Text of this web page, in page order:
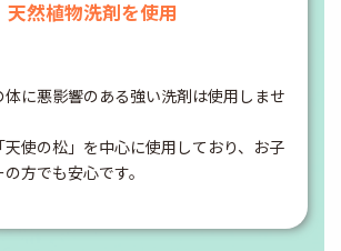
天然植物洗剤を使用
に悪影響のある強い洗剤は使用しませ
使の松」を中心に使用しており、お子
方でも安心です。